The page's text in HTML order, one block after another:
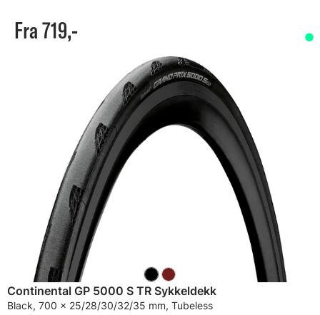
Fra 719,-
Continental GP 5000 S TR Sykkeldekk
Black, 700 x 25/28/30/32/35 mm, Tubeless